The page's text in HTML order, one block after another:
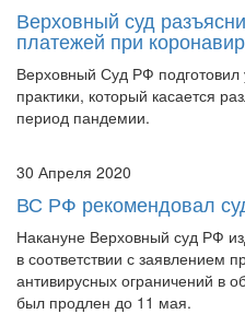
Верховный суд
платежей при
Верховный Суд РФ
практики, который касается
период пандемии.
30 Апреля 2020
ВС РФ рекомендовал
Накануне Верховный суд РФ
в соответствии с заявлением
антивирусных ограничений в
был продлен до 11 мая.